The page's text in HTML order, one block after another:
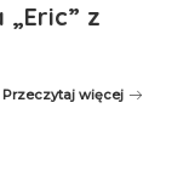
z
Przeczytaj więcej